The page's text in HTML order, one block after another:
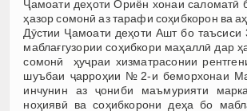
Ҷамоати деҳоти Ориён хонаи саломатӣ
ҳазор сомонӣ аз тарафи соҳибкорон ва
Дӯстии Ҷамоати деҳоти Ашт бо таъсиси
маблағгузории соҳибкори маҳаллӣ дар
сомонӣ ҳуҷраи хизматрасонии
шуъбаи ҷарроҳии №2-и беморхонаи
инчунин аз ҷониби маъмурияти
ноҳиявӣ ва соҳибкорони деҳа бо